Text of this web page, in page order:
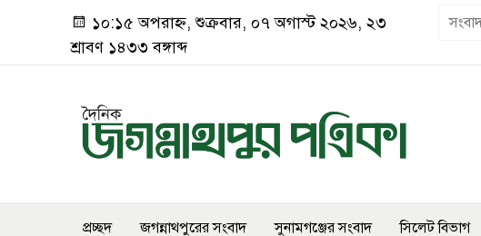
১০:১৫ অপরাহ্ন, শুক্রবার, ০৭ অগাস্ট ২০২৬, ২৩
শ্রাবণ ১৪৩৩ বঙ্গাব্দ
প্রচ্ছদ জগন্নাথপুরের সংবাদ সুনামগঞ্জের সংবাদ সিলেট বিভাগ